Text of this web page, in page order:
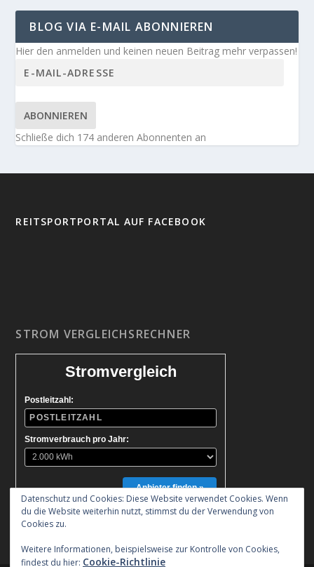
BLOG VIA E-MAIL ABONNIEREN
Hier den anmelden und keinen neuen Beitrag mehr verpassen!
ABONNIEREN
Schließe dich 174 anderen Abonnenten an
REITSPORTPORTAL AUF FACEBOOK
STROM VERGLEICHSRECHNER
Stromvergleich
Postleitzahl:
Stromverbrauch pro Jahr:
Anbieter finden »
Datenschutz und Cookies: Diese Website verwendet Cookies. Wenn
du die Website weiterhin nutzt, stimmst du der Verwendung von
Cookies zu.
Weitere Informationen, beispielsweise zur Kontrolle von Cookies,
findest du hier: Cookie-Richtlinie